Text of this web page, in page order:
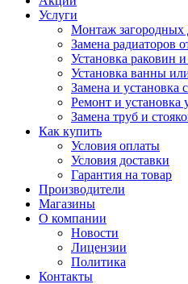
Услуги
Монтаж загородных
Замена радиаторов
Установка раковин
Установка ванны
Замена и установка
Ремонт и установка
Замена труб и
Как купить
Условия оплаты
Условия доставки
Гарантия на товар
Производители
Магазины
О компании
Новости
Лицензии
Политика
Контакты